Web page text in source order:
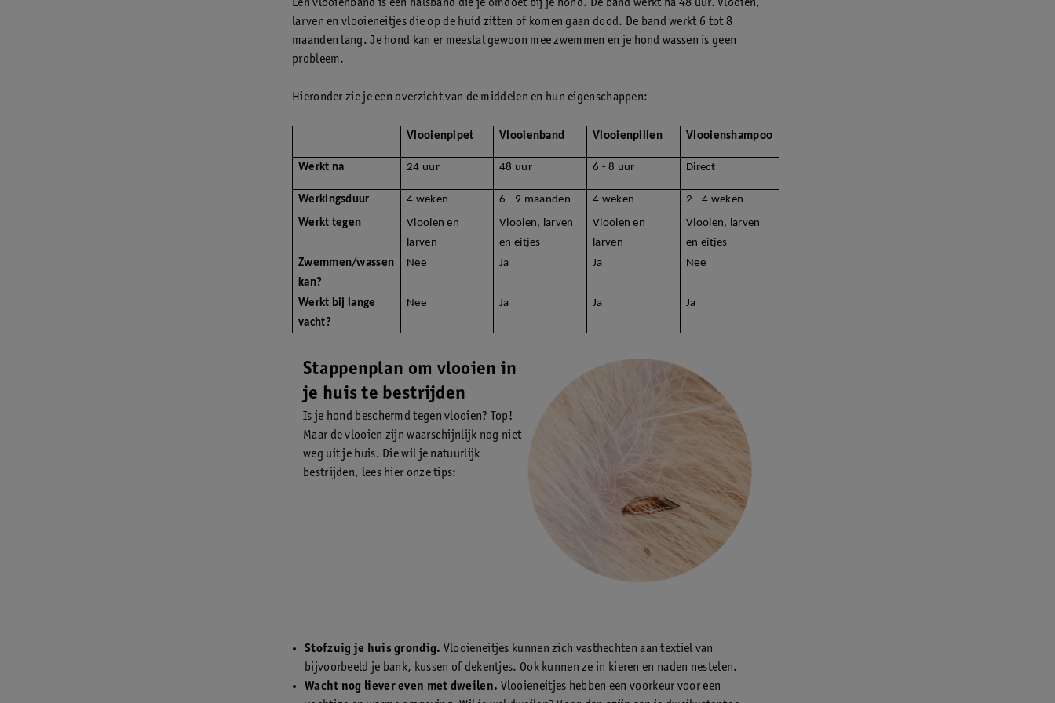
Een vlooienband is een halsband die je omdoet bij je hond. De band werkt na 48 uur. Vlooien,
larven en vlooieneitjes die op de huid zitten of komen gaan dood. De band werkt 6 tot 8
maanden lang. Je hond kan er meestal gewoon mee zwemmen en je hond wassen is geen
probleem.
Hieronder zie je een overzicht van de middelen en hun eigenschappen:
Vlooienpipet Vlooienband Vlooienpillen Vlooienshampoo
Werkt na 24 uur 48 uur 6 - 8 uur Direct
Werkingsduur 4 weken 6 - 9 maanden 4 weken
2 - 4 weken
Werkt tegen
Vlooien en
larven
Vlooien, larven
en eitjes
Vlooien en
larven
Vlooien, larven
en eitjes
Zwemmen/wassen
kan?
Nee Ja Ja Nee
Werkt bij lange
vacht?
Nee Ja Ja Ja
Stappenplan om vlooien in
je huis te bestrijden
Is je hond beschermd tegen vlooien? Top!
Maar de vlooien zijn waarschijnlijk nog niet
weg uit je huis. Die wil je natuurlijk
bestrijden, lees hier onze tips:
Stofzuig je huis grondig. Vlooieneitjes kunnen zich vasthechten aan textiel van
bijvoorbeeld je bank, kussen of dekentjes. Ook kunnen ze in kieren en naden nestelen.
Wacht nog liever even met dweilen. Vlooieneitjes hebben een voorkeur voor een